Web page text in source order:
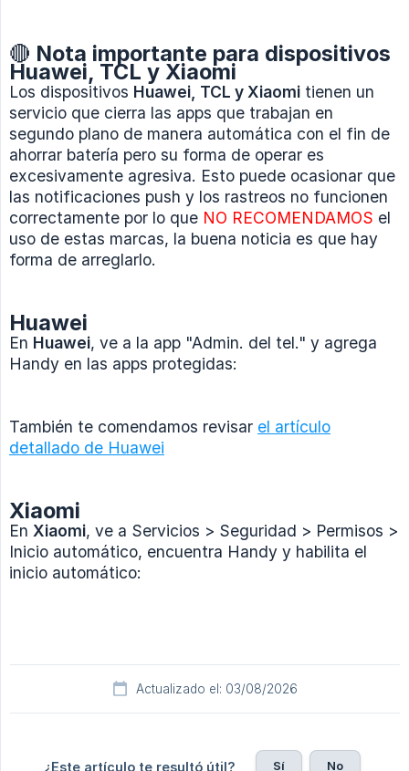
🔴 Nota importante para dispositivos
Huawei, TCL y Xiaomi
Los dispositivos Huawei, TCL y Xiaomi tienen un
servicio que cierra las apps que trabajan en
segundo plano de manera automática con el fin de
ahorrar batería pero su forma de operar es
excesivamente agresiva. Esto puede ocasionar que
las notificaciones push y los rastreos no funcionen
correctamente por lo que NO RECOMENDAMOS el
uso de estas marcas, la buena noticia es que hay
forma de arreglarlo.
Huawei
En Huawei, ve a la app "Admin. del tel." y agrega
Handy en las apps protegidas:
También te comendamos revisar el artículo
detallado de Huawei
Xiaomi
En Xiaomi, ve a Servicios > Seguridad > Permisos >
Inicio automático, encuentra Handy y habilita el
inicio automático:
Actualizado el: 03/08/2026
¿Este artículo te resultó útil? Sí No